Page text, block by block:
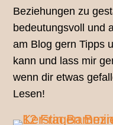
Beziehungen zu
bedeutungsvoll und
am Blog gern Tipps
kann und lass mir
wenn dir etwas
Lesen!